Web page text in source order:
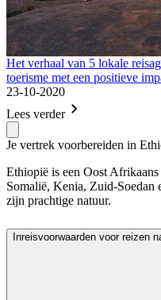
Het verhaal van 5 lokale
toerisme met een positieve
23-10-2020
Lees verder
Je vertrek voorbereiden in
Ethiopië is een Oost
Somalië, Kenia, Zuid-Soedan
zijn prachtige natuur.
Inreisvoorwaarden voor reizen